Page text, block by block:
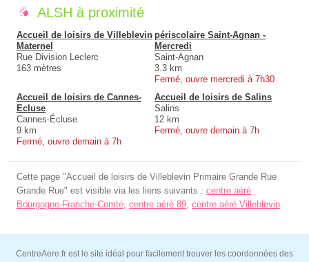
ALSH à proximité
Accueil de loisirs de Villeblevin
Maternel
Rue Division Leclerc
163 mètres
périscolaire Saint-Agnan -
Mercredi
Saint-Agnan
3.3 km
Fermé, ouvre mercredi à 7h30
Accueil de loisirs de Cannes-
Ecluse
Cannes-Écluse
9 km
Fermé, ouvre demain à 7h
Accueil de loisirs de Salins
Salins
12 km
Fermé, ouvre demain à 7h
Cette page "Accueil de loisirs de Villeblevin Primaire Grande Rue
Grande Rue" est visible via les liens suivants : centre aéré
Bourgogne-Franche-Comté, centre aéré 89, centre aéré Villeblevin.
CentreAere.fr est le site idéal pour facilement trouver les coordonnées des